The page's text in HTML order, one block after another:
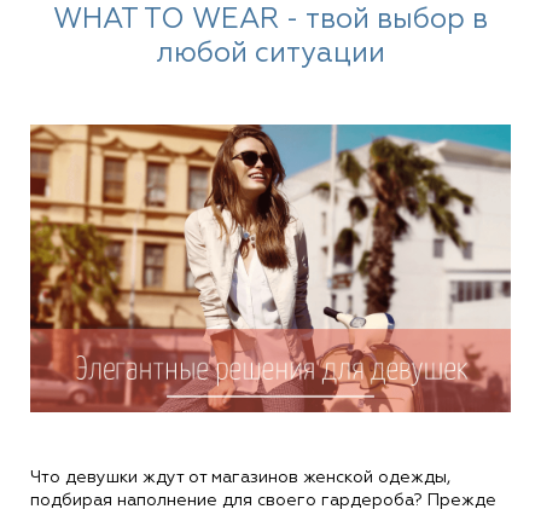
WHAT TO WEAR - твой выбор в
любой ситуации
Что девушки ждут от магазинов женской одежды,
подбирая наполнение для своего гардероба? Прежде